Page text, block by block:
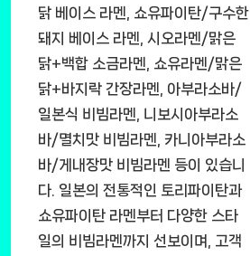
닭 베이스 라멘, 쇼유파이탄/구수한
돼지 베이스 라멘, 시오라멘/맑은
닭+백합 소금라멘, 쇼유라멘/맑은
닭+바지락 간장라멘, 아부라소바/
일본식 비빔라멘, 니보시아부라소
바/멸치맛 비빔라멘, 카니아부라소
바/게내장맛 비빔라멘 등이 있습니
다. 일본의 전통적인 토리파이탄과
쇼유파이탄 라멘부터 다양한 스타
일의 비빔라멘까지 선보이며, 고객